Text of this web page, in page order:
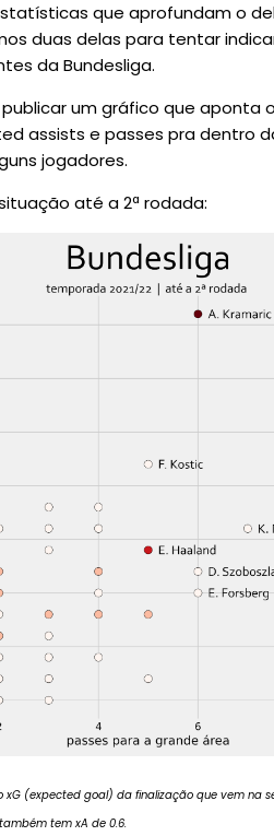
que aprofundam o
duas delas para tentar
da Bundesliga.
um gráfico que aponta
assists e passes pra dentro
jogadores.
até a 2ª rodada:
(expected goal) da finalização que vem na
tem xA de 0.6.